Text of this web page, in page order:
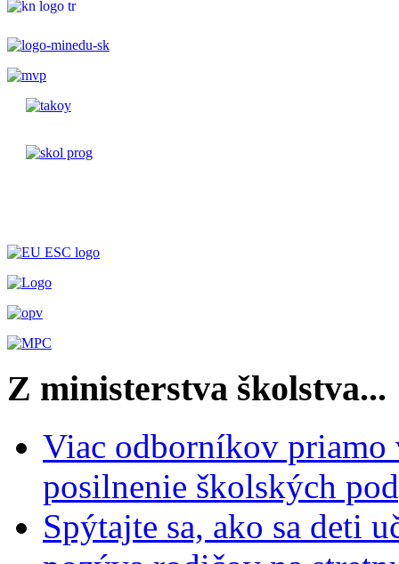
Z ministerstva školstva...
Viac odborníkov priamo
posilnenie školských
Spýtajte sa, ako sa deti